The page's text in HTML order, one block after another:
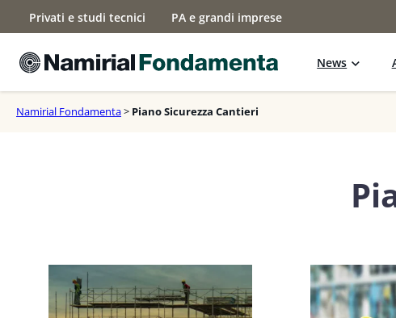
contenuto
Privati e studi tecnici PA e grandi imprese
News
Namirial Fondamenta> Piano Sicurezza Cantieri